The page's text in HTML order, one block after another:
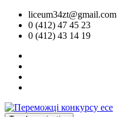
liceum34zt@gmail.com
0 (412) 47 45 23
0 (412) 43 14 19